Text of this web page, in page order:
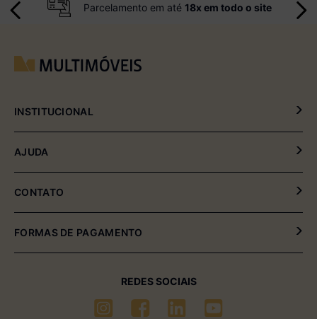
Parcelamento em até 18x em todo o site
INSTITUCIONAL
Política de Entrega e Devolução
AJUDA
Fale Conosco
CONTATO
(54) 2102-4000 (08:00hrs às 17:30hrs)
(54) 99611-6238 (seg à sexta-feira)
sac01@multimóveis.com
FORMAS DE PAGAMENTO
REDES SOCIAIS